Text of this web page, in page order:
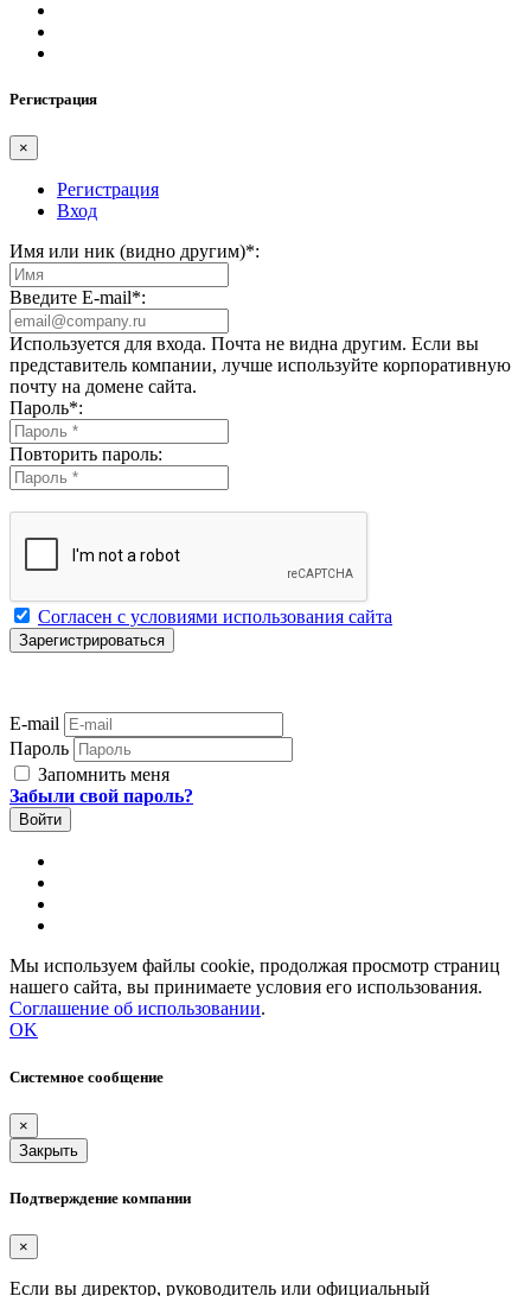
Регистрация
×
Регистрация
Вход
Имя или ник (видно другим)*:
Введите E-mail*:
Используется для входа. Почта не видна другим. Если вы
представитель компании, лучше используйте корпоративную
почту на домене сайта.
Пароль*:
Повторить пароль:
Согласен с условиями использования сайта
E-mail
Пароль
Запомнить меня
Забыли свой пароль?
Мы используем файлы cookie, продолжая просмотр страниц
нашего сайта, вы принимаете условия его использования.
Соглашение об использовании.
OK
Системное сообщение
×
Закрыть
Подтверждение компании
×
Если вы директор, руководитель или официальный